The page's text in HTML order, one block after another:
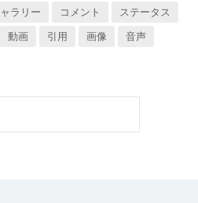
ラリー コメント ステータス
動画 引用 画像 音声